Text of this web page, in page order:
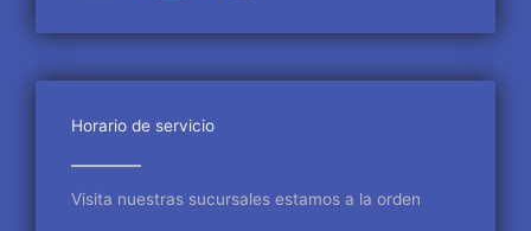
e
b
o
k
t
t
r
t
a
m
Horario de servicio
Visita nuestras sucursales estamos a la orden